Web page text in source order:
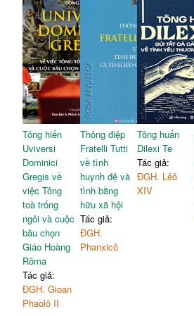
Tông hiến
Uviversi
Dominici
Gregis về
việc Tông
toà trống
ngôi và cuộc
bầu chọn
Giáo Hoàng
Rôma
Tác giả:
ĐGH. Gioan
Phaolô II
Thông điệp
Fratelli Tutti
về tình
huynh đệ và
tình bằng
hữu xã hội
Tác giả:
ĐGH.
Phanxicô
Tông huấn
Dilexi Te
Tác giả:
ĐGH. Lêô
XIV